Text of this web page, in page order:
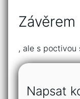
Závěrem
, ale s poctivou
Napsat